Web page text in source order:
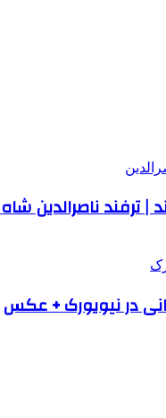
ناصرالدین
در نیویورک + عکس